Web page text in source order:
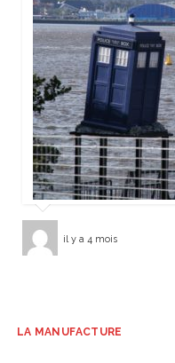
il y a 4 mois
LA MANUFACTURE